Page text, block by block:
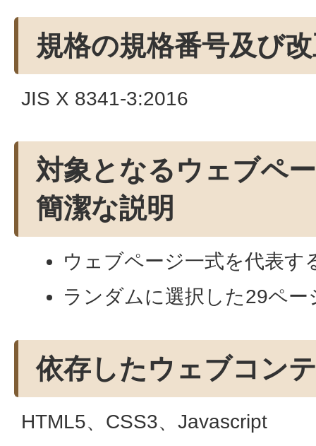
規格の規格番号及び
JIS X 8341-3:2016
対象となるウェブペ
簡潔な説明
ウェブページ一式を代表す
ランダムに選択した29ペー
依存したウェブコン
HTML5、CSS3、Javascript